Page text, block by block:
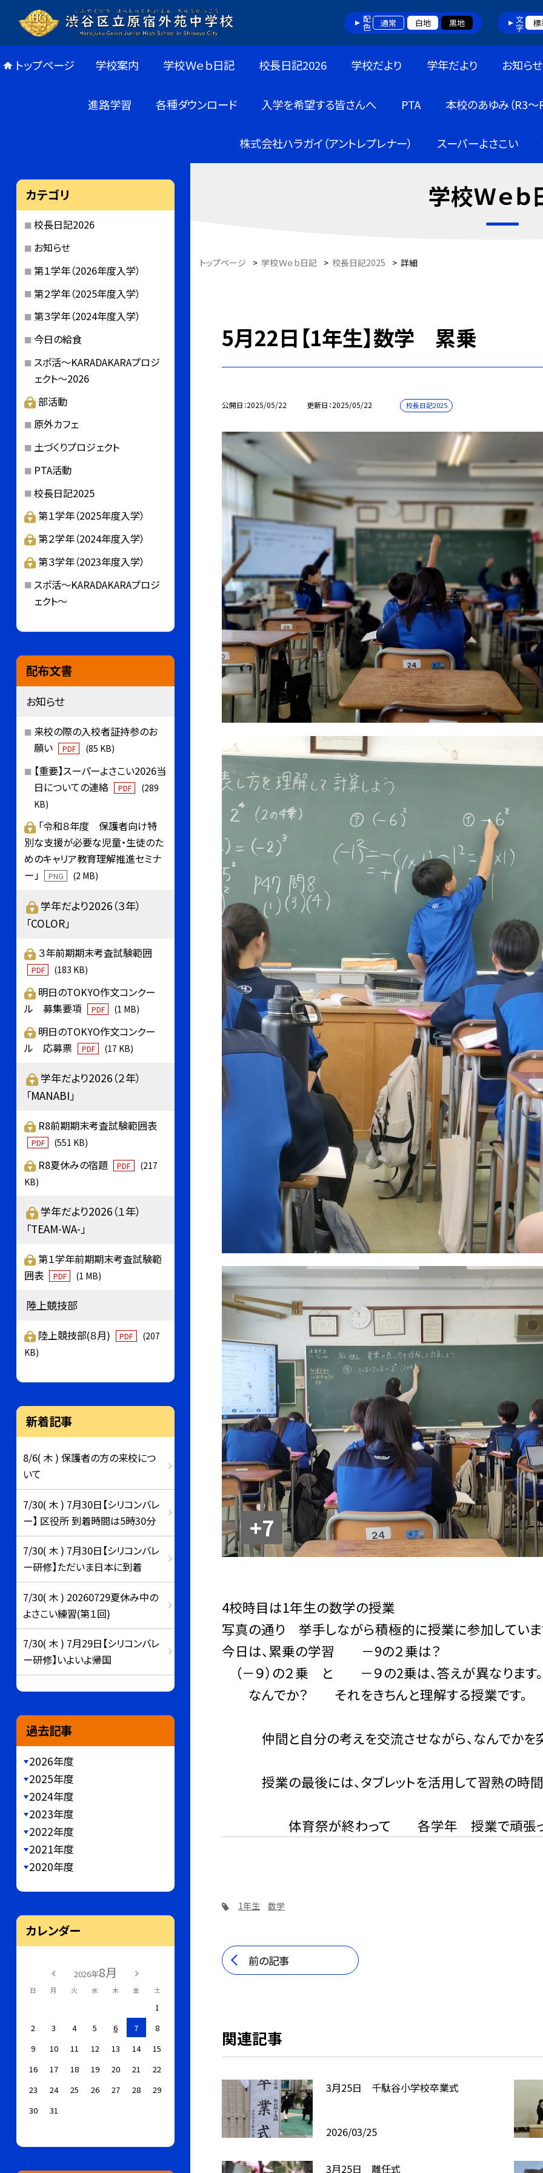
配色 通常 白地 黒地 文字
トップページ 学校案内 学校Ｗｅｂ日記 校長日記2026 学校だより 学年だより お知らせ
進路学習 各種ダウンロード 入学を希望する皆さんへ PTA 本校のあゆみ（R3～
株式会社ハラガイ（アントレプレナー） スーパーよさこい
学校Ｗｅｂ
トップページ > 学校Ｗｅｂ日記 > 校長日記2025 > 詳細
5月22日【1年生】数学 累乗
公開日 2025/05/22 更新日 2025/05/22 校長日記2025
+7
4校時目は1年生の数学の授業
写真の通り 挙手しながら積極的に授業に参加していま
今日は、累乗の学習 －9の２乗は？
（－９）の２乗 と －９の2乗は、答えが異なります。
なんでか？ それをきちんと理解する授業です。
仲間と自分の考えを交流させながら、なんでかを
授業の最後には、タブレットを活用して習熟の時間
体育祭が終わって 各学年 授業で頑張って
1年生 数学
前の記事
関連記事
3月25日 千駄谷小学校卒業式
2026/03/25
3月25日 離任式
カテゴリ
校長日記2026
お知らせ
第１学年（2026年度入学）
第２学年（2025年度入学）
第３学年（2024年度入学）
今日の給食
スポ活～KARADAKARAプロジ
ェクト～2026
部活動
原外カフェ
土づくりプロジェクト
PTA活動
校長日記2025
第１学年（2025年度入学）
第２学年（2024年度入学）
第３学年（2023年度入学）
スポ活～KARADAKARAプロジ
ェクト～
配布文書
お知らせ
来校の際の入校者証持参のお
願い
PDF (85 KB)
【重要】スーパーよさこい2026当
日についての連絡
PDF
(289
KB)
「令和８年度 保護者向け特
別な支援が必要な児童・生徒のた
めのキャリア教育理解推進セミナ
ー」
PNG (2 MB)
学年だより2026（３年）
「COLOR」
３年前期期末考査試験範囲
PDF (183 KB)
明日のTOKYO作文コンクー
ル 募集要項
PDF (1 MB)
明日のTOKYO作文コンクー
ル 応募票
PDF (17 KB)
学年だより2026（２年）
「MANABI」
R8前期期末考査試験範囲表
PDF (551 KB)
R8夏休みの宿題 PDF
(217
KB)
学年だより2026（１年）
「TEAM-WA-」
第１学年前期期末考査試験範
囲表
PDF (1 MB)
陸上競技部
陸上競技部(８月) PDF
(207
KB)
新着記事
8/6( 木 ) 保護者の方の来校につ
いて
7/30( 木 ) 7月30日【シリコンバレ
ー】 区役所 到着時間は5時30分
7/30( 木 ) 7月30日【シリコンバレ
ー研修】ただいま日本に到着
7/30( 木 ) 20260729夏休み中の
よさこい練習(第１回)
7/30( 木 ) 7月29日【シリコンバレ
ー研修】いよいよ帰国
過去記事
2026年度
2025年度
2024年度
2023年度
2022年度
2021年度
2020年度
カレンダー
2026年8月
日 月 火 水 木 金 土
1
2
3 4 5 6 7
8
9
10 11 12 13 14
15
16
17 18 19 20 21
22
23
24 25 26 27 28
29
30
31